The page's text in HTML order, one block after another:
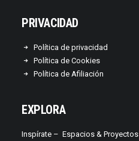
PRIVACIDAD
Política de privacidad
Política de Cookies
Política de Afiliación
EXPLORA
Inspírate – Espacios & Proyectos